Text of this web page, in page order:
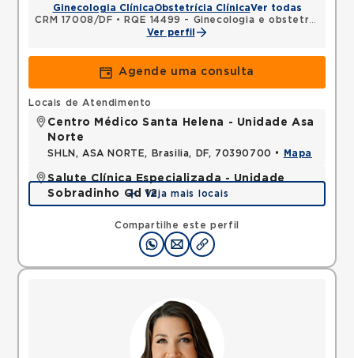
Ginecologia ClínicaObstetrícia ClínicaVer todas
CRM 17008/DF •
RQE 14499 - Ginecologia e obstetrícia
Ver perfil
Agende uma consulta
Compartilhe este perfil
Locais de Atendimento
Centro Médico Santa Helena - Unidade Asa
Norte
SHLN, ASA NORTE, Brasilia, DF, 70390700 • Mapa
Salute Clínica Especializada - Unidade
Sobradinho Qd 12
QUADRA, SOBRADINHO, Brasilia, DF, 73010120 •
Veja mais locais